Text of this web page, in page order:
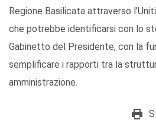
Regione Basilicata attraverso
che potrebbe identificarsi con lo
Gabinetto del Presidente, con la
semplificare i rapporti tra la
amministrazione.